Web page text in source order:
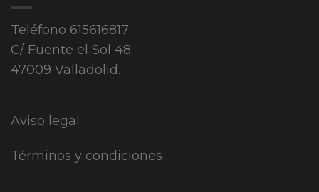
Teléfono 615616817
C/ Fuente el Sol 48
47009 Valladolid.
Aviso legal
Términos y condiciones